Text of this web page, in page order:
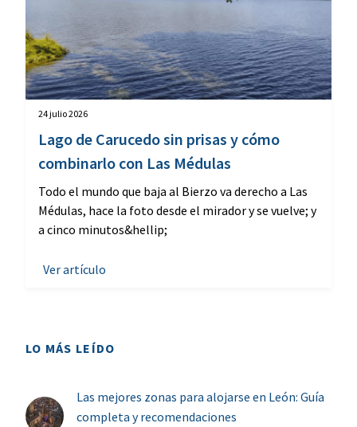
24 julio 2026
Lago de Carucedo sin prisas y cómo
combinarlo con Las Médulas
Todo el mundo que baja al Bierzo va derecho a Las
Médulas, hace la foto desde el mirador y se vuelve; y
a cinco minutos&hellip;
Ver artículo
LO MÁS LEÍDO
Las mejores zonas para alojarse en León: Guía
completa y recomendaciones